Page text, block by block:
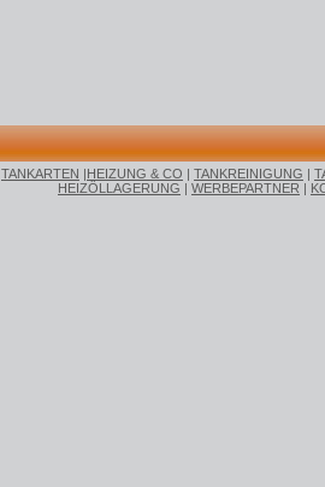
TANKARTEN |HEIZUNG & CO | TANKREINIGUNG |
HEIZÖLLAGERUNG | WERBEPARTNER |